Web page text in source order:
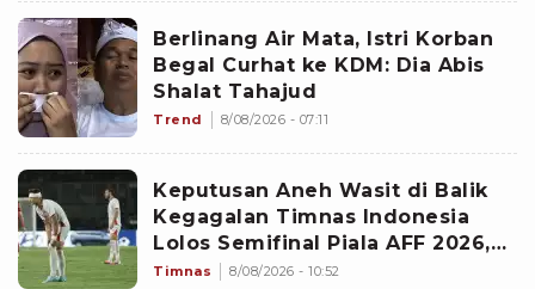
Berlinang Air Mata, Istri Korban
Begal Curhat ke KDM: Dia Abis
Shalat Tahajud
Trend 8/08/2026 - 07:11
Keputusan Aneh Wasit di Balik
Kegagalan Timnas Indonesia
Lolos Semifinal Piala AFF 2026,
Untungkan Singapura dan
Timnas 8/08/2026 - 10:52